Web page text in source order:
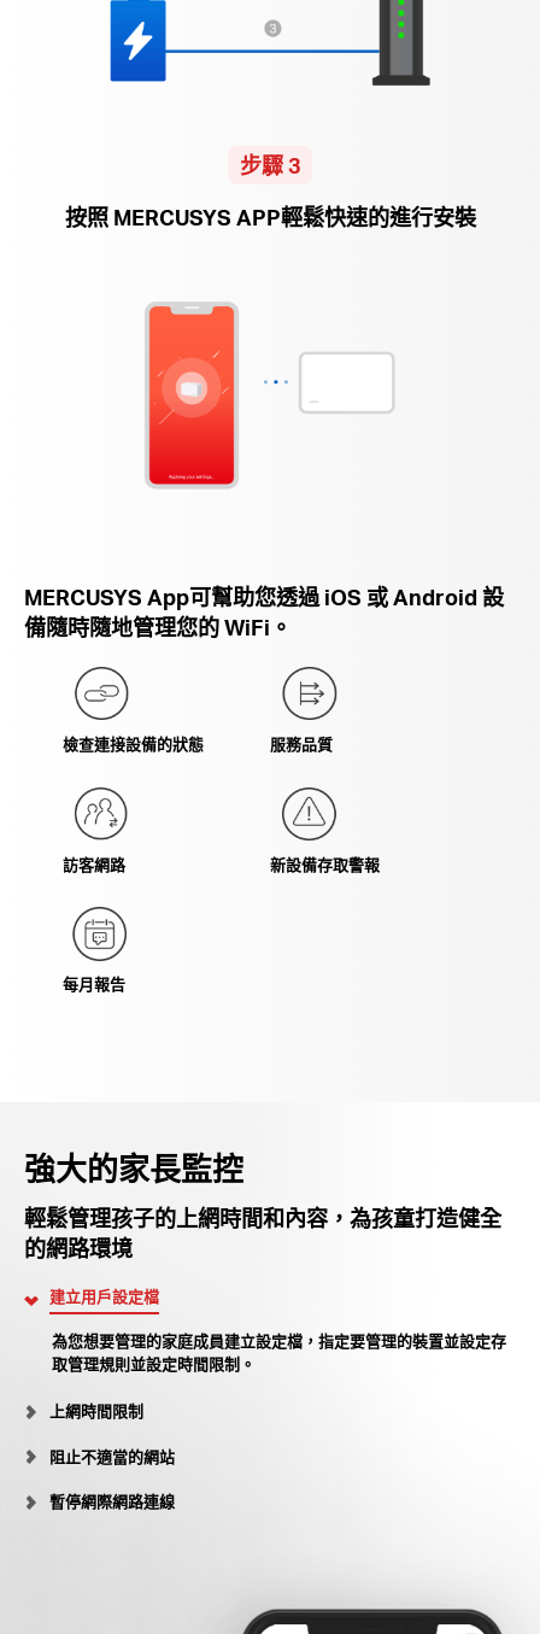
步驟 3
按照 MERCUSYS APP輕鬆快速的進行安裝
MERCUSYS App可幫助您透過 iOS 或 Android 設
備隨時隨地管理您的 WiFi。
檢查連接設備的狀態 服務品質
訪客網路 新設備存取警報
每月報告
強大的家長監控
輕鬆管理孩子的上網時間和內容，為孩童打造健全
的網路環境
建立用戶設定檔
為您想要管理的家庭成員建立設定檔，指定要管理的裝置並設定存
取管理規則並設定時間限制。
上網時間限制
阻止不適當的網站
暫停網際網路連線